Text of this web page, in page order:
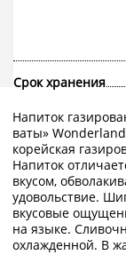
Срок хранения
Напиток
ваты»
корейская
Напиток
вкусом,
удовольствие.
вкусовые
на языке.
охлажденной. В